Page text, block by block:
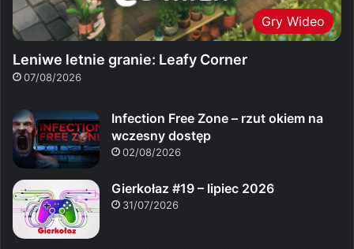
Gry Wideo
Leniwe letnie granie: Leafy Corner
07/08/2026
Infection Free Zone – rzut okiem na
wczesny dostęp
02/08/2026
Gierkołaz #19 – lipiec 2026
31/07/2026